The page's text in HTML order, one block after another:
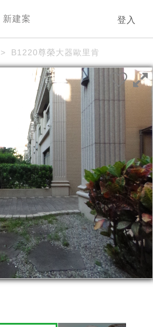
登入
新建案
> B1220尊榮大器歐里肯